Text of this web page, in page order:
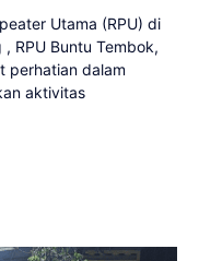
Utama (RPU) di
RPU Buntu Tembok,
perhatian dalam
aktivitas